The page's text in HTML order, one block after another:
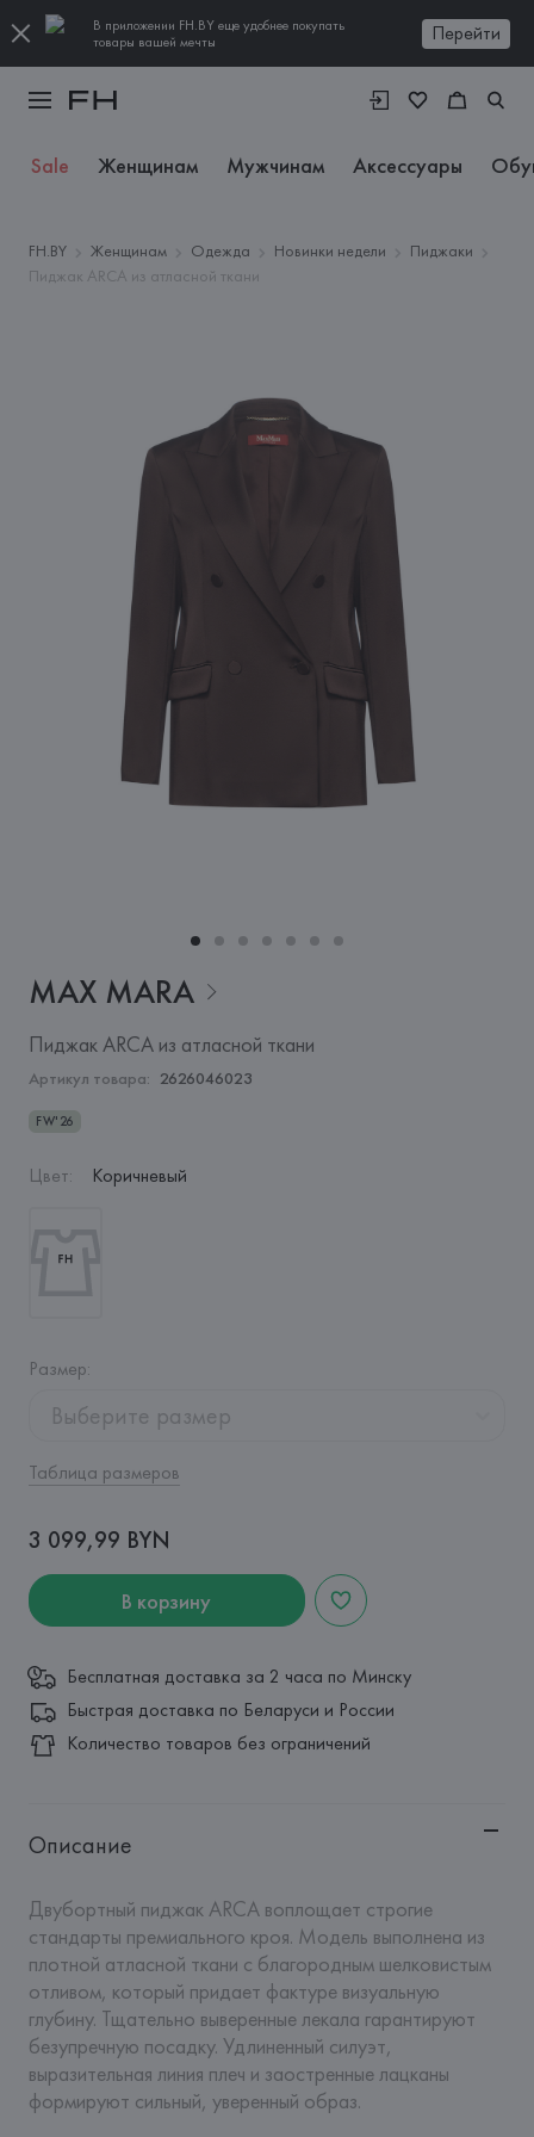
В приложении FH.BY еще удобнее покупать
товары вашей мечты
Перейти
Sale Женщинам Мужчинам Аксессуары
FH.BY Женщинам Одежда Новинки недели
Пиджаки
Пиджак ARCA из атласной ткани
MAX MARA
Пиджак ARCA из атласной ткани
Артикул товара: 2626046023
FW'26
Цвет: Коричневый
Размер:
Выберите размер
Таблица размеров
3 099,99 BYN
В корзину
Бесплатная доставка за 2 часа по Минску
Быстрая доставка по Беларуси и России
Количество товаров без ограничений
Описание
Двубортный пиджак ARCA воплощает строгие
стандарты премиального кроя. Модель выполнена из
плотной атласной ткани с благородным шелковистым
отливом, который придает фактуре визуальную
глубину. Тщательно выверенные лекала гарантируют
безупречную посадку. Удлиненный силуэт,
выразительная линия плеч и заостренные лацканы
формируют сильный, уверенный образ.